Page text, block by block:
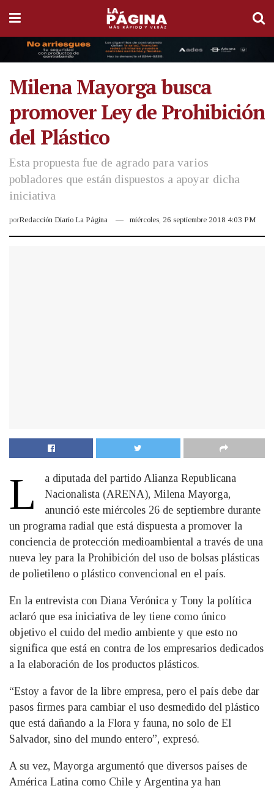
Milena Mayorga busca
promover Ley de Prohibición
del Plástico
Esta propuesta fue de agrado para varios
pobladores que están dispuestos a apoyar dicha
iniciativa
porRedacción Diario La Página miércoles, 26 septiembre 2018 4:03 PM
L
a diputada del partido Alianza Republicana
Nacionalista (ARENA), Milena Mayorga,
anunció este miércoles 26 de septiembre durante
un programa radial que está dispuesta a promover la
conciencia de protección medioambiental a través de una
nueva ley para la Prohibición del uso de bolsas plásticas
de polietileno o plástico convencional en el país.
En la entrevista con Diana Verónica y Tony la política
aclaró que esa iniciativa de ley tiene como único
objetivo el cuido del medio ambiente y que esto no
significa que está en contra de los empresarios dedicados
a la elaboración de los productos plásticos.
“Estoy a favor de la libre empresa, pero el país debe dar
pasos firmes para cambiar el uso desmedido del plástico
que está dañando a la Flora y fauna, no solo de El
Salvador, sino del mundo entero”, expresó.
A su vez, Mayorga argumentó que diversos países de
América Latina como Chile y Argentina ya han